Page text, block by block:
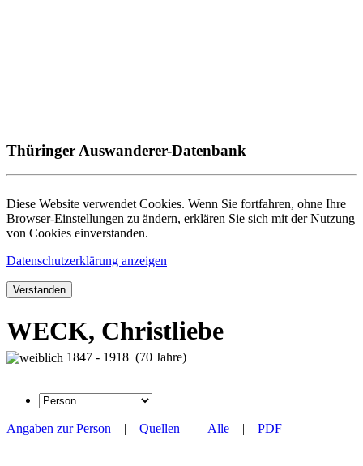
Thüringer Auswanderer-Datenbank
Diese Website verwendet Cookies. Wenn Sie fortfahren, ohne Ihre
Browser-Einstellungen zu ändern, erklären Sie sich mit der Nutzung
von Cookies einverstanden.
Datenschutzerklärung anzeigen
Verstanden
WECK, Christliebe
1847 - 1918 (70 Jahre)
Angaben zur Person | Quellen | Alle | PDF